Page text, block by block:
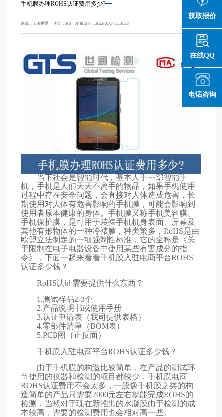
手机膜办理ROHS认证费用多少?
来源：上海世通 浏览：868 发布日期：2022-02-24 11:01:13
当下社会是智能时代，基本人手一部智能手
机，手机是人们天天不离手的物品，如果手机使用
过程中存在安全问题，会直接对人体造成危害，长
期使用对人体有危害影响的手机膜，可能会影响到
使用者原本健康的身体。手机膜又称手机美容膜、
手机保护膜，是可用于装裱手机机身表面、屏幕及
其他有形物体的一种冷裱膜，种类繁多，RoHS是由
欧盟立法制定的一项强制性标准，它的全称是《关
于限制在电子电器设备中使用某些有害成分的指
令》，下面一起来看看手机膜入驻电商平台ROHS
认证多少钱？
RoHS认证需要提供什么东西？
1.测试样品2-3个
2.产品说明书或使用手册
3.认证申请表（我司提供表格）
4.零部件清单（BOM表）
5.PCB图（正反面）
手机膜入驻电商平台ROHS认证多少钱？
由于手机膜的构造比较简单，在产品的测试环
节使用的仪器和检测的项目都较少，手机膜电商
ROHS认证费用不会太多，一般像手机膜之类的构
造简单的产品只需要2000元左右就能完成ROHS的
检测，当然对于现在新推出的水凝膜由于检测的成
本较高，需要的检测费用也会相对高一些。
获取报价
在线QQ
电话咨询